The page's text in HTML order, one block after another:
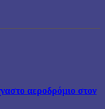
αεροδρόμιο στον